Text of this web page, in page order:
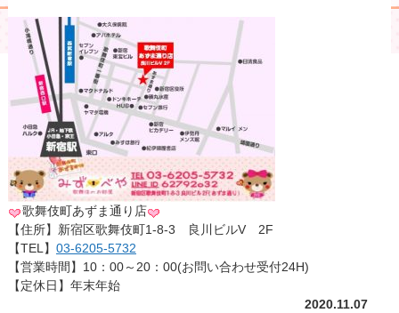
歌舞伎町あずま通り店
【住所】新宿区歌舞伎町1-8-3 良川ビルV 2F
【TEL】 03-6205-5732
【営業時間】10：00～20：00(お問い合わせ受付24H)
【定休日】年末年始
2020.11.07